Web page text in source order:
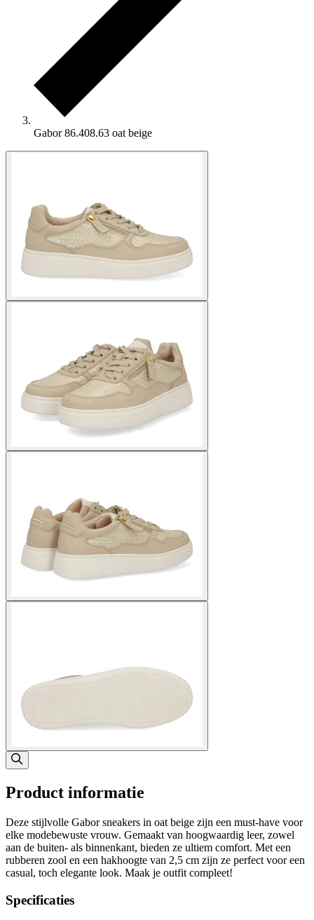
Gabor 86.408.63 oat beige
Product informatie
Deze stijlvolle Gabor sneakers in oat beige zijn een must-have voor
elke modebewuste vrouw. Gemaakt van hoogwaardig leer, zowel
aan de buiten- als binnenkant, bieden ze ultiem comfort. Met een
rubberen zool en een hakhoogte van 2,5 cm zijn ze perfect voor een
casual, toch elegante look. Maak je outfit compleet!
Specificaties